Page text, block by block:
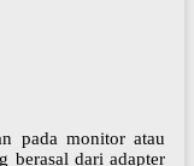
pada monitor atau
berasal dari adapter